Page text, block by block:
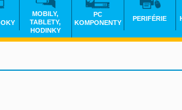
MOBILY,
TABLETY,
HODINKY
PC
KOMPONENTY
PERIFÉRIE